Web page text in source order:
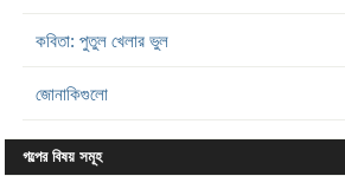
কবিতা: পুতুল খেলার ভুল
জোনাকিগুলো
গল্পের বিষয় সমূহ